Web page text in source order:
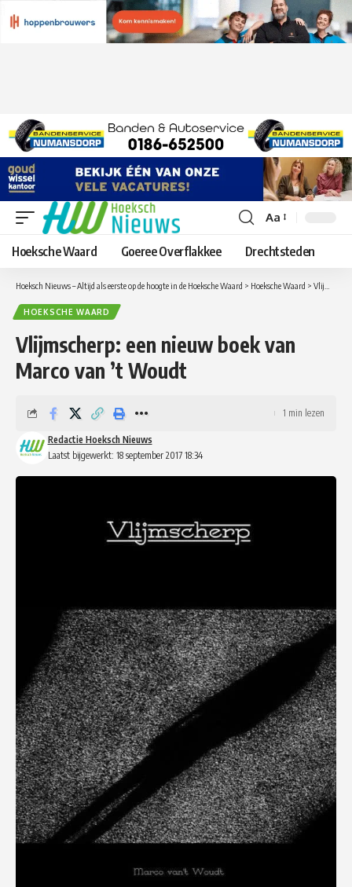
Lettergrootte
aanpassen
Aa
Hoeksche Waard Goeree Overflakkee Drechtsteden
Hoeksch Nieuws – Altijd als eerste op de hoogte in de Hoeksche Waard > Hoeksche Waard > Vlijmscherp: een nieuw boek van Marco van ’t Woudt
HOEKSCHE WAARD
Vlijmscherp: een nieuw boek van
Marco van ’t Woudt
Laatst bijgewerkt: 18 september 2017 18:34
Redactie Hoeksch Nieuws
1 min lezen